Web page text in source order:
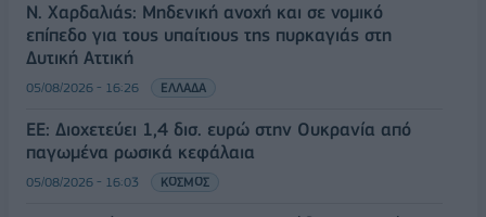
Ν. Χαρδαλιάς: Μηδενική ανοχή και σε νομικό
επίπεδο για τους υπαίτιους της πυρκαγιάς στη
Δυτική Αττική
05/08/2026 - 16:26 ΕΛΛΑΔΑ
ΕΕ: Διοχετεύει 1,4 δισ. ευρώ στην Ουκρανία από
παγωμένα ρωσικά κεφάλαια
05/08/2026 - 16:03 ΚΟΣΜΟΣ